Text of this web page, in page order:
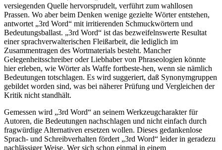
versiegenden Quelle hervorsprudelt, verführt zum wahllosen
Prassen. Wo aber beim Denken wenige gezielte Wörter entstehen,
antwortet „3rd Word“ mit irritierenden Schmuckwörtern und
Bedeutungsballast. „3rd Word“ ist das bezweifelnswerte Resultat
einer sprachverwalterischen Fleißarbeit, die lediglich im
Zusammentragen des Wortmaterials besteht. Mancher
Gelegenheitsschreiber oder Liebhaber von Phraseologien könnte
hier erleben, wie Wörter als Waffe fortbeste-hen, wenn sie nämlich
Bedeutungen totschlagen. Es wird suggeriert, daß Synonymgruppen
gebildet worden sind, was bei näherer Prüfung und Vergleichen der
Kritik nicht standhält.
Gemessen wird „3rd Word“ an seinem Werkzeugcharakter für
Autoren, die Bedeutungen nachschlagen und nicht einfach durch
fragwürdige Alternativen ersetzen wollen. Dieses gedankenlose
Sprach- und Schreibverhalten fördert „3rd Word“ leider in geradezu
nachlässiger Weise. Wer sich schon einmal in einem